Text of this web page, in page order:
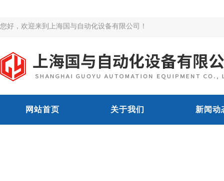
您好，欢迎来到上海国与自动化设备有限公司！
网站首页 关于我们 新闻动